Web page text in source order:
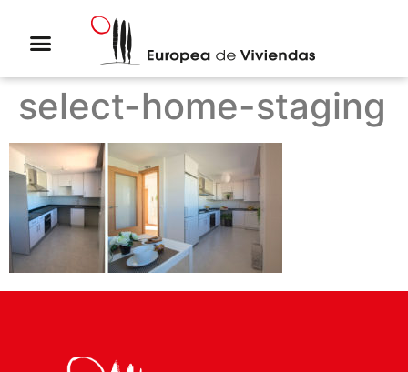
select-home-staging